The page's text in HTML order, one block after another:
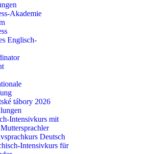
Akademie
Englisch-
tábory 2026
Intensivkurs mit
Deutsch
Intensivkurs für